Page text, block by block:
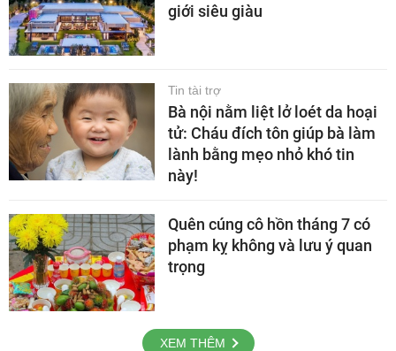
giới siêu giàu
Tin tài trợ
Bà nội nằm liệt lở loét da hoại
tử: Cháu đích tôn giúp bà làm
lành bằng mẹo nhỏ khó tin
này!
Quên cúng cô hồn tháng 7 có
phạm kỵ không và lưu ý quan
trọng
XEM THÊM